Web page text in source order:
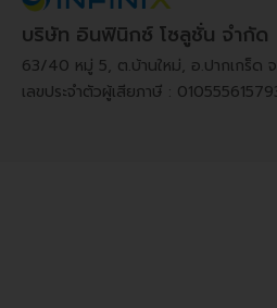
บริษัท อินฟินิกซ์ โซลูชั่น จำกัด
63/40 หมู่ 5, ต.บ้านใหม่, อ.ปากเกร็ด จ
เลขประจำตัวผู้เสียภาษี :